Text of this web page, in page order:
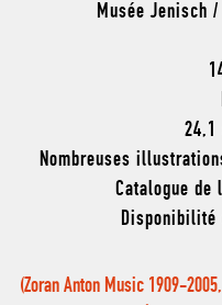
Musée Jenisch
24,1
Nombreuses
Catalogue de
Disponibilité
(Zoran Anton Music 1909-